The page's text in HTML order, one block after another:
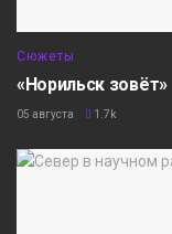
Сюжеты
«Норильск зовёт»
05 августа 1.7k